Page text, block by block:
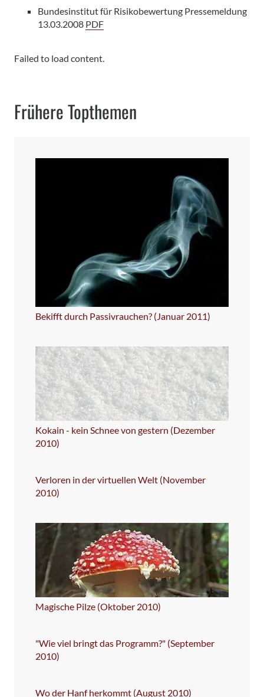
Bundesinstitut für Risikobewertung Pressemeldung
13.03.2008 PDF
Failed to load content.
Frühere Topthemen
Bekifft durch Passivrauchen? (Januar 2011)
Kokain - kein Schnee von gestern (Dezember
2010)
Verloren in der virtuellen Welt (November
2010)
Magische Pilze (Oktober 2010)
"Wie viel bringt das Programm?" (September
2010)
Wo der Hanf herkommt (August 2010)